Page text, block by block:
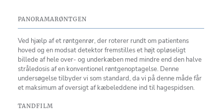
PANORAMARØNTGEN
Ved hjælp af et røntgenrør, der roterer rundt om patientens
hoved og en modsat detektor fremstilles et højt opløseligt
billede af hele over- og underkæben med mindre end den halve
stråledosis af en konventionel røntgenoptagelse. Denne
undersøgelse tilbyder vi som standard, da vi på denne måde får
et maksimum af oversigt af kæbeleddene ind til hagespidsen.
TANDFILM